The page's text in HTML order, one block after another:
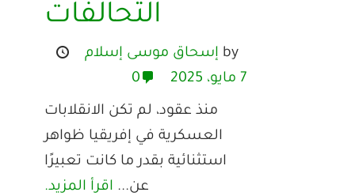
التحالفات
by إسحاق موسى إسلام
7 مايو، 2025
0
منذ عقود، لم تكن الانقلابات
العسكرية في إفريقيا ظواهر
استثنائية بقدر ما كانت تعبيرًا
عن... اقرأ المزيد.